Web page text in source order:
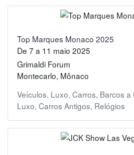
Top Marques Monaco 2025
De 7 a 11 maio 2025
Grimaldi Forum
Montecarlo, Mônaco
Veículos, Luxo, Carros, Barcos a
Luxo, Carros Antigos, Relógios